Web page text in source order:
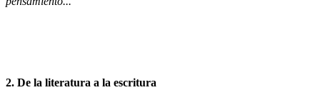
2. De la literatura a la escritura